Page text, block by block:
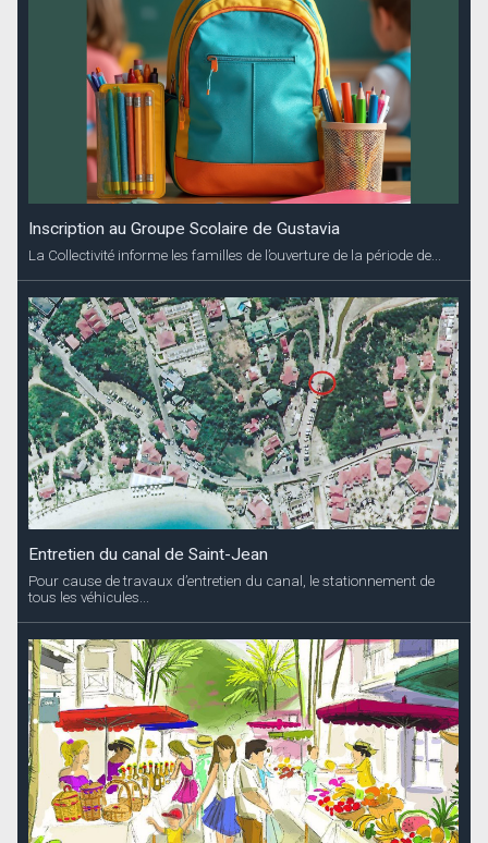
Inscription au Groupe Scolaire de Gustavia
La Collectivité informe les familles de l’ouverture de la période de...
Entretien du canal de Saint-Jean
Pour cause de travaux d’entretien du canal, le stationnement de
tous les véhicules...